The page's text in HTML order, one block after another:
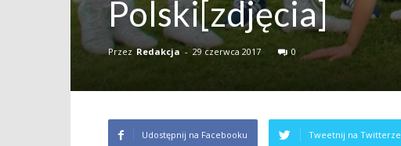
Polski[zdjęcia]
Przez Redakcja - 29 czerwca 2017 0
Udostępnij na Facebooku Tweetnij na Twitterze